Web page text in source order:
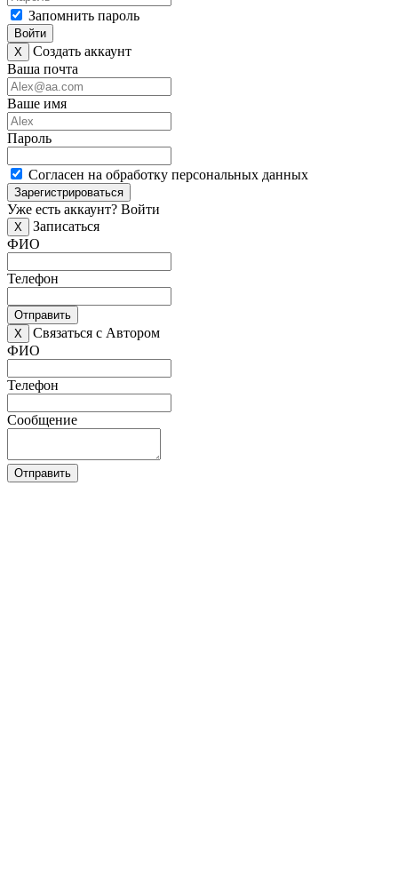
Запомнить пароль
Войти
X
Создать аккаунт
Ваша почта
Ваше имя
Пароль
Согласен на обработку персональных данных
Зарегистрироваться
Уже есть аккаунт? Войти
X
Записаться
ФИО
Телефон
Отправить
X
Связаться с Автором
ФИО
Телефон
Сообщение
Отправить